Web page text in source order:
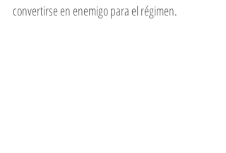
convertirse en enemigo para el régimen.